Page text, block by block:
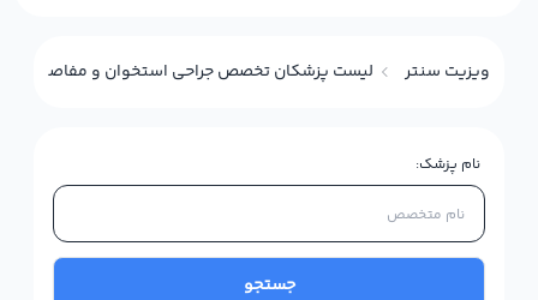
ویزیت سنتر لیست پزشکان تخصص جراحی استخوان و مفاصل
نام پزشک:
جستجو